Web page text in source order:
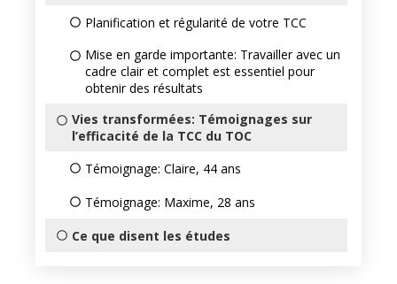
Planification et régularité de votre TCC
Mise en garde importante: Travailler avec un
cadre clair et complet est essentiel pour
obtenir des résultats
Vies transformées: Témoignages sur
l’efficacité de la TCC du TOC
Témoignage: Claire, 44 ans
Témoignage: Maxime, 28 ans
Ce que disent les études